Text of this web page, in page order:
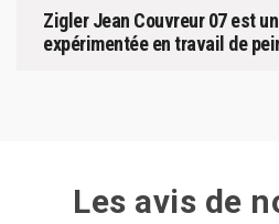
Zigler Jean Couvreur 07 est
expérimentée en travail de
Les avis de